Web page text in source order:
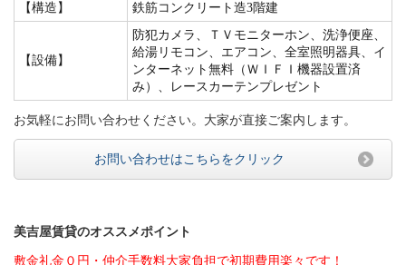
【構造】
鉄筋コンクリート造3階建
【設備】
防犯カメラ、ＴＶモニターホン、洗浄便座、
給湯リモコン、エアコン、全室照明器具、イ
ンターネット無料（ＷＩＦＩ機器設置済
み）、レースカーテンプレゼント
お気軽にお問い合わせください。大家が直接ご案内します。
お問い合わせはこちらをクリック
美吉屋賃貸のオススメポイント
敷金礼金０円・仲介手数料大家負担で初期費用楽々です！